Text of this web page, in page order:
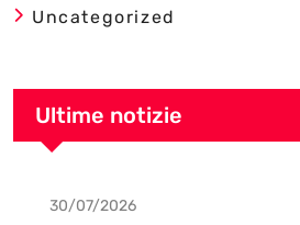
Uncategorized
Ultime notizie
Uncategorized
30/07/2026